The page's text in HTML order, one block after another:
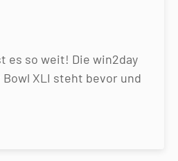
es so weit! Die win2day
Bowl XLI steht bevor und